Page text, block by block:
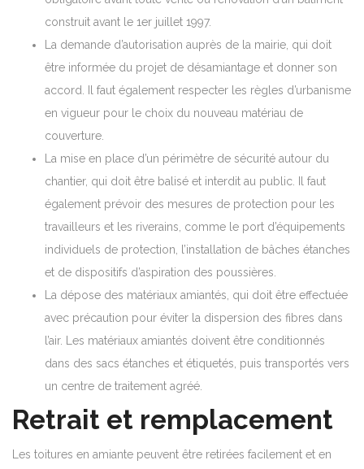
construit avant le 1er juillet 1997.
La demande d’autorisation auprès de la mairie, qui doit
être informée du projet de désamiantage et donner son
accord. Il faut également respecter les règles d’urbanisme
en vigueur pour le choix du nouveau matériau de
couverture.
La mise en place d’un périmètre de sécurité autour du
chantier, qui doit être balisé et interdit au public. Il faut
également prévoir des mesures de protection pour les
travailleurs et les riverains, comme le port d’équipements
individuels de protection, l’installation de bâches étanches
et de dispositifs d’aspiration des poussières.
La dépose des matériaux amiantés, qui doit être effectuée
avec précaution pour éviter la dispersion des fibres dans
l’air. Les matériaux amiantés doivent être conditionnés
dans des sacs étanches et étiquetés, puis transportés vers
un centre de traitement agréé.
Retrait et remplacement
Les toitures en amiante peuvent être retirées facilement et en